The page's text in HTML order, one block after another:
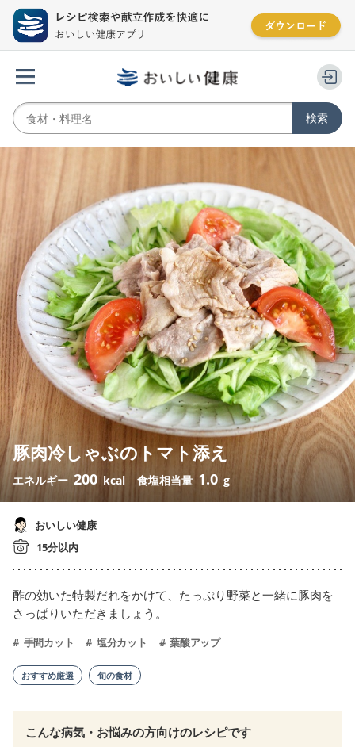
豚肉冷しゃぶのトマト添え
エネルギー 200 kcal 食塩相当量 1.0 g
おいしい健康
15分以内
酢の効いた特製だれをかけて、たっぷり野菜と一緒に豚肉を
さっぱりいただきましょう。
手間カット 塩分カット 葉酸アップ
おすすめ厳選 旬の食材
こんな病気・お悩みの方向けのレシピです